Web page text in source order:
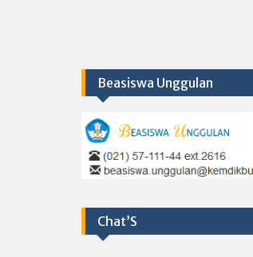
Beasiswa Unggulan
Chat’S